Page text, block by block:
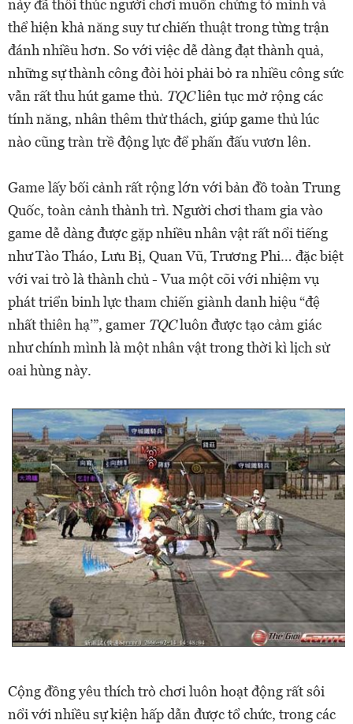
này đã thôi thúc người chơi muốn chứng tỏ mình và
thể hiện khả năng suy tư chiến thuật trong từng trận
đánh nhiều hơn. So với việc dễ dàng đạt thành quả,
những sự thành công đòi hỏi phải bỏ ra nhiều công sức
vẫn rất thu hút game thủ. TQCliên tục mở rộng các
tính năng, nhân thêm thử thách, giúp game thủ lúc
nào cũng tràn trề động lực để phấn đấu vươn lên.
Game lấy bối cảnh rất rộng lớn với bản đồ toàn Trung
Quốc, toàn cảnh thành trì. Người chơi tham gia vào
game dễ dàng được gặp nhiều nhân vật rất nổi tiếng
như Tào Tháo, Lưu Bị, Quan Vũ, Trương Phi… đặc biệt
với vai trò là thành chủ - Vua một cõi với nhiệm vụ
phát triển binh lực tham chiến giành danh hiệu “đệ
nhất thiên hạ’”, gamer TQCluôn được tạo cảm giác
như chính mình là một nhân vật trong thời kì lịch sử
oai hùng này.
Cộng đồng yêu thích trò chơi luôn hoạt động rất sôi
nổi với nhiều sự kiện hấp dẫn được tổ chức, trong các